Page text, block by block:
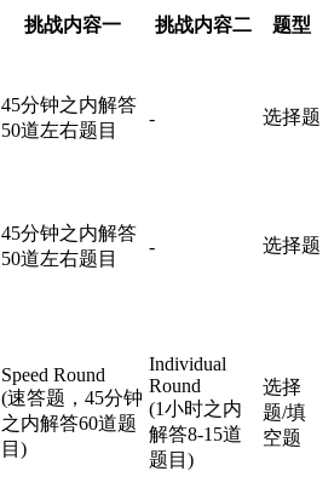
挑战内容一 挑战内容二 题型
45分钟之内解答
50道左右题目
- 选择题
45分钟之内解答
50道左右题目
- 选择题
Speed Round
(速答题，45分钟
之内解答60道题
目)
Individual
Round
(1小时之内
解答8-15道
题目)
选择
题/填
空题